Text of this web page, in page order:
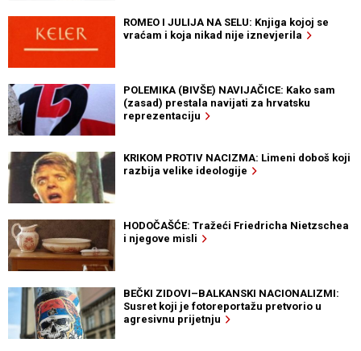
ROMEO I JULIJA NA SELU: Knjiga kojoj se
vraćam i koja nikad nije iznevjerila
POLEMIKA (BIVŠE) NAVIJAČICE: Kako sam
(zasad) prestala navijati za hrvatsku
reprezentaciju
KRIKOM PROTIV NACIZMA: Limeni doboš koji
razbija velike ideologije
HODOČAŠĆE: Tražeći Friedricha Nietzschea
i njegove misli
BEČKI ZIDOVI–BALKANSKI NACIONALIZMI:
Susret koji je fotoreportažu pretvorio u
agresivnu prijetnju